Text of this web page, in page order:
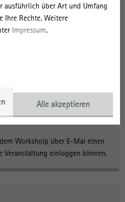
ausführlich über Art und Umfang
Ihre Rechte. Weitere
Impressum.
Alle akzeptieren
als Chance für ländliche
Worksholp über E-Mai einen
Veranstaltung einloggen können.